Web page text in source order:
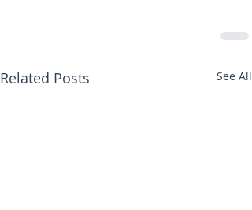
Related Posts See All